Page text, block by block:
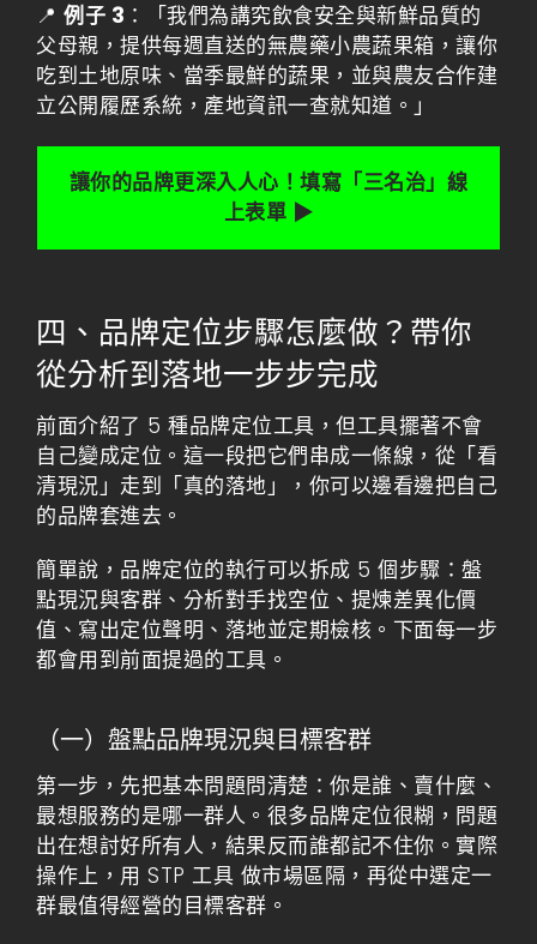
📍 例子 3 ：「我們為講究飲食安全與新鮮品質的
父母親，提供每週直送的無農藥小農蔬果箱，讓你
吃到土地原味、當季最鮮的蔬果，並與農友合作建
立公開履歷系統，產地資訊一查就知道。」
讓你的品牌更深入人心！填寫「三名治」線
上表單 ▶
四、品牌定位步驟怎麼做？帶你
從分析到落地一步步完成
前面介紹了 5 種品牌定位工具，但工具擺著不會
自己變成定位。這一段把它們串成一條線，從「看
清現況」走到「真的落地」，你可以邊看邊把自己
的品牌套進去。
簡單說，品牌定位的執行可以拆成 5 個步驟：盤
點現況與客群、分析對手找空位、提煉差異化價
值、寫出定位聲明、落地並定期檢核。下面每一步
都會用到前面提過的工具。
（一）盤點品牌現況與目標客群
第一步，先把基本問題問清楚：你是誰、賣什麼、
最想服務的是哪一群人。很多品牌定位很糊，問題
出在想討好所有人，結果反而誰都記不住你。實際
操作上，用 STP 工具 做市場區隔，再從中選定一
群最值得經營的目標客群。